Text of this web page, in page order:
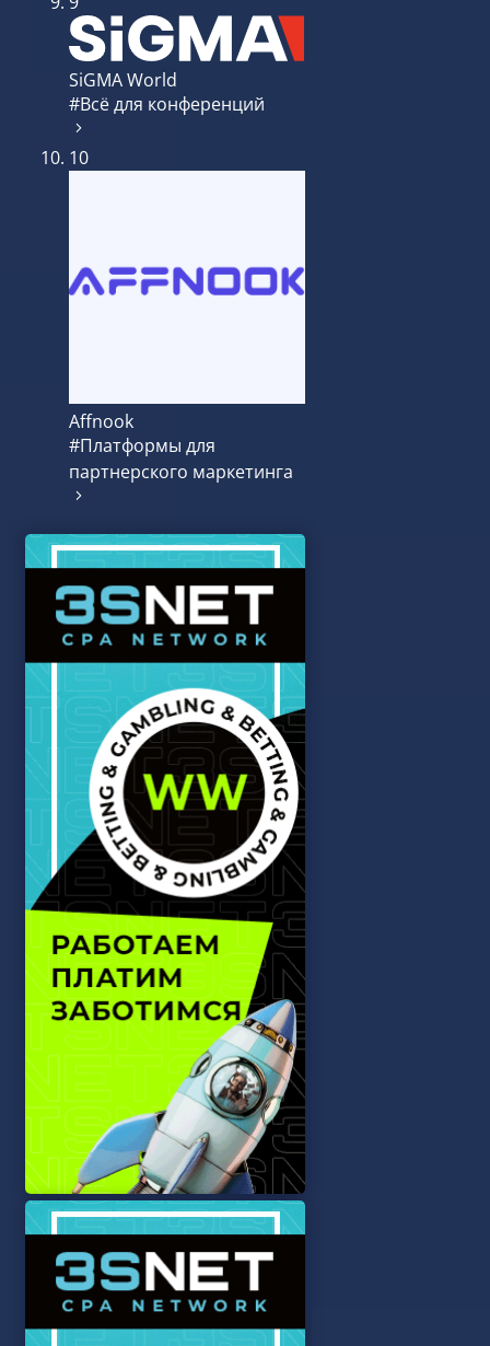
SiGMA World
#Всё для конференций
10
Affnook
#Платформы для
партнерского маркетинга